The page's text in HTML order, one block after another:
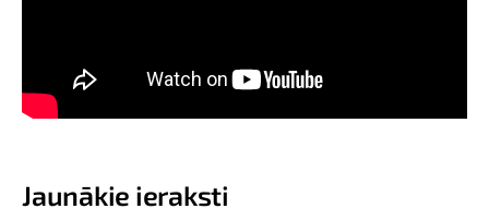
Jaunākie ieraksti